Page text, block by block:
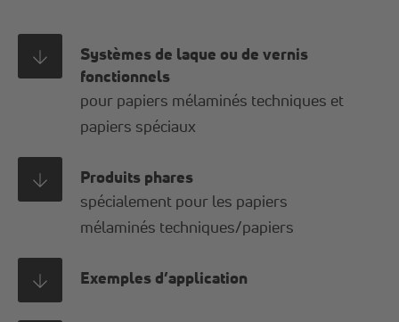
Systèmes de laque ou de vernis
fonctionnels
pour papiers mélaminés techniques et
papiers spéciaux
Produits phares
spécialement pour les papiers
mélaminés techniques/papiers
Exemples d’application